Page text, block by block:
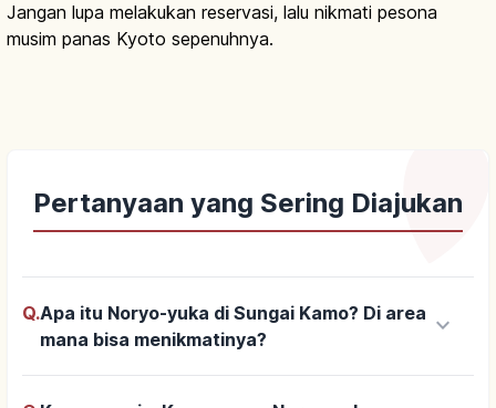
Jangan lupa melakukan reservasi, lalu nikmati pesona
musim panas Kyoto sepenuhnya.
Pertanyaan yang Sering Diajukan
Q.Apa itu Noryo-yuka di Sungai Kamo? Di area
mana bisa menikmatinya?
keyboard_arrow_down